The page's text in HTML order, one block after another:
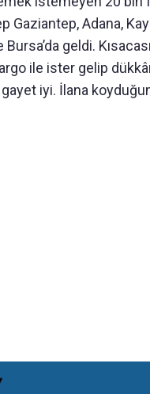
Gaziantep, Adana,
geldi.
ile ister gelip
gayet iyi. İlana